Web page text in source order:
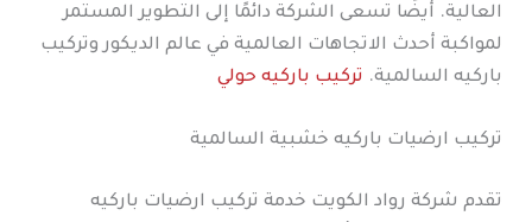
العالية. أيضًا تسعى الشركة دائمًا إلى التطوير المستمر
لمواكبة أحدث الاتجاهات العالمية في عالم الديكور وتركيب
باركيه السالمية. تركيب باركيه حولي
تركيب ارضيات باركيه خشبية السالمية
تقدم شركة رواد الكويت خدمة تركيب ارضيات باركيه